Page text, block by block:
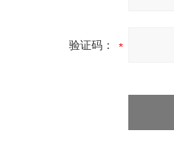
验证码：